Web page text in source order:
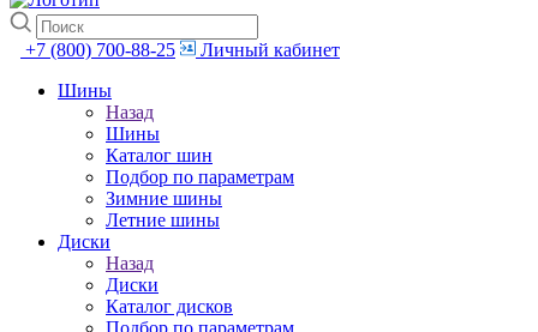
+7 (800) 700-88-25
Личный кабинет
Шины
Назад
Шины
Каталог шин
Подбор по параметрам
Зимние шины
Летние шины
Диски
Назад
Диски
Каталог дисков
Подбор по параметрам